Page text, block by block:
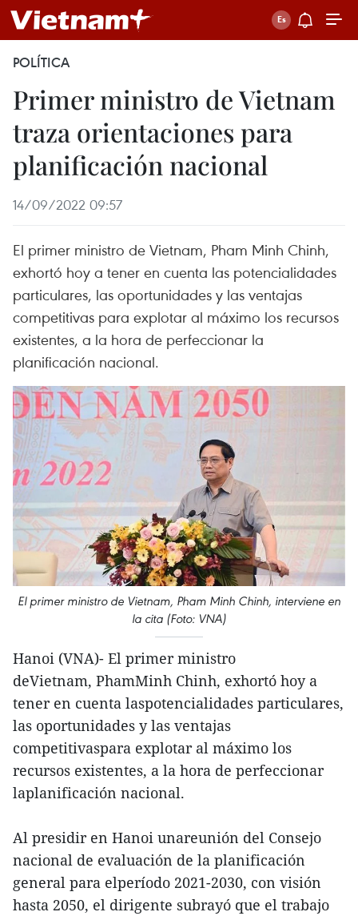
POLÍTICA
Primer ministro de Vietnam
traza orientaciones para
planificación nacional
14/09/2022 09:57
El primer ministro de Vietnam, Pham Minh Chinh,
exhortó hoy a tener en cuenta las potencialidades
particulares, las oportunidades y las ventajas
competitivas para explotar al máximo los recursos
existentes, a la hora de perfeccionar la
planificación nacional.
El primer ministro de Vietnam, Pham Minh Chinh, interviene en
la cita (Foto: VNA)
Hanoi (VNA)- El primer ministro
deVietnam, PhamMinh Chinh, exhortó hoy a
tener en cuenta laspotencialidades particulares,
las oportunidades y las ventajas
competitivaspara explotar al máximo los
recursos existentes, a la hora de perfeccionar
laplanificación nacional.
Al presidir en Hanoi unareunión del Consejo
nacional de evaluación de la planificación
general para elperíodo 2021-2030, con visión
hasta 2050, el dirigente subrayó que el trabajo